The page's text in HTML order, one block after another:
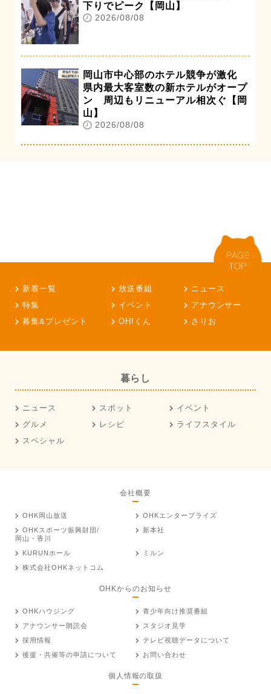
下りでピーク【岡山】
2026/08/08
岡山市中心部のホテル競争が激化
県内最大客室数の新ホテルがオープ
ン 周辺もリニューアル相次ぐ【岡
山】
2026/08/08
新着一覧 放送番組
ニュース
特集
イベント
アナウンサー
募集&プレゼント
OH!くん さりお
暮らし
ニュース スポット
イベント
グルメ
レシピ
ライフスタイル
スペシャル
会社概要
OHK岡山放送
OHKエンタープライズ
OHKスポーツ振興財団/
岡山・香川
新本社
KURUNホール
ミルン
株式会社OHKネットコム
OHKからのお知らせ
OHKハウジング
青少年向け推奨番組
アナウンサー朗読会
スタジオ見学
採用情報
テレビ視聴データについて
後援・共催等の申請について
お問い合わせ
個人情報の取扱